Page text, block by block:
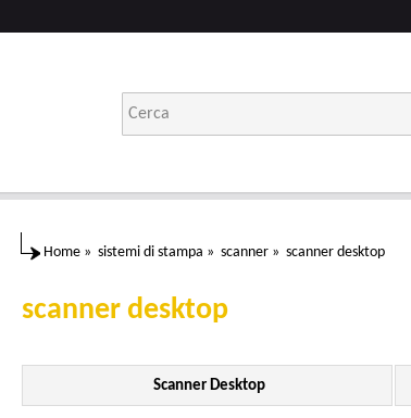
Home » sistemi di stampa » scanner » scanner desktop
scanner desktop
Scanner Desktop